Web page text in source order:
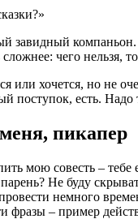
завидный компаньон.
сложнее: чего нельзя,
или хочется, но не
поступок, есть. Надо
пикапер
мою совесть – тебе
Не буду
немного
фразы – пример